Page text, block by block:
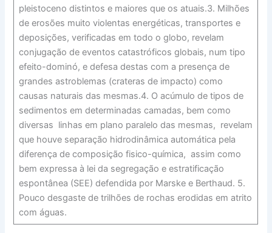
pleistoceno distintos e maiores que os atuais.3. Milhões
de erosões muito violentas energéticas, transportes e
deposições, verificadas em todo o globo, revelam
conjugação de eventos catastróficos globais, num tipo
efeito-dominó, e defesa destas com a presença de
grandes astroblemas (crateras de impacto) como
causas naturais das mesmas.4. O acúmulo de tipos de
sedimentos em determinadas camadas, bem como
diversas linhas em plano paralelo das mesmas, revelam
que houve separação hidrodinâmica automática pela
diferença de composição fisico-química, assim como
bem expressa à lei da segregação e estratificação
espontânea (SEE) defendida por Marske e Berthaud. 5.
Pouco desgaste de trilhões de rochas erodidas em atrito
com águas.